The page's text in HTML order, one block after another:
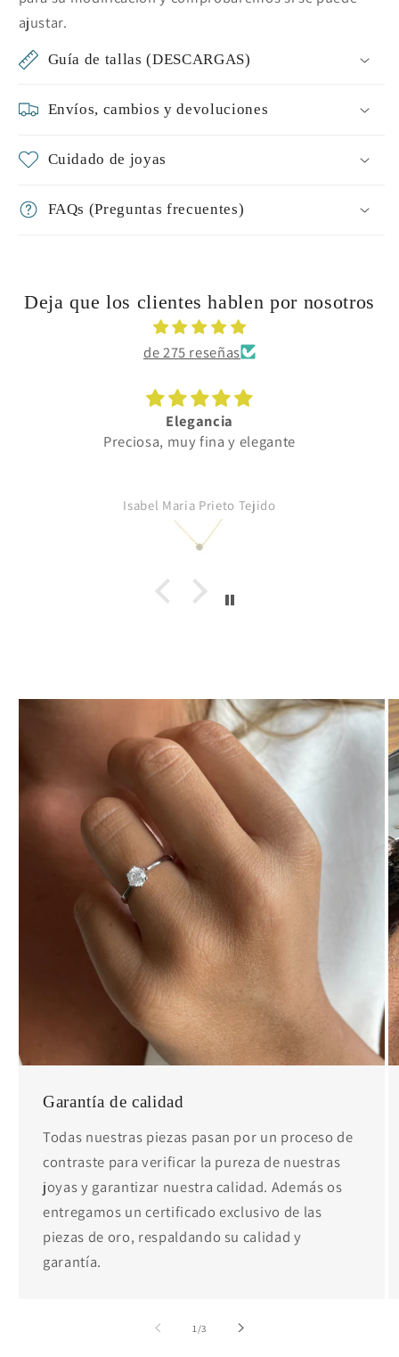
ajustar.
Guía de tallas (DESCARGAS)
Envíos, cambios y devoluciones
Cuidado de joyas
FAQs (Preguntas frecuentes)
Deja que los clientes hablen por nosotros
de 275 reseñas
Elegancia
Preciosa, muy fina y elegante
Isabel Maria Prieto Tejido
Garantía de calidad
Todas nuestras piezas pasan por un proceso de
contraste para verificar la pureza de nuestras
joyas y garantizar nuestra calidad. Además os
entregamos un certificado exclusivo de las
piezas de oro, respaldando su calidad y
garantía.
1 /de
3